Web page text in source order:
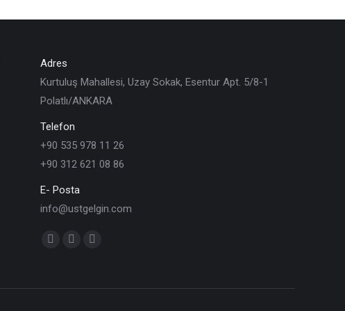
Adres
Kurtuluş Mahallesi, Uzay Sokak, Esentur Apt. 5/8-1
Polatlı/ANKARA
Telefon
+90 535 978 11 26
+90 312 621 08 86
E- Posta
info@ustgelgin.com
Find us on: